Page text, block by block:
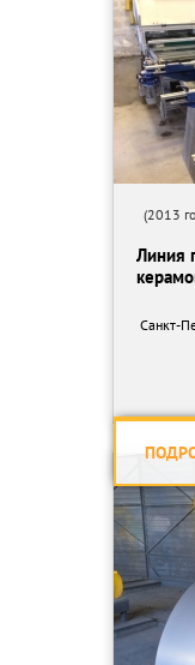
(2013
Линия
Санкт-